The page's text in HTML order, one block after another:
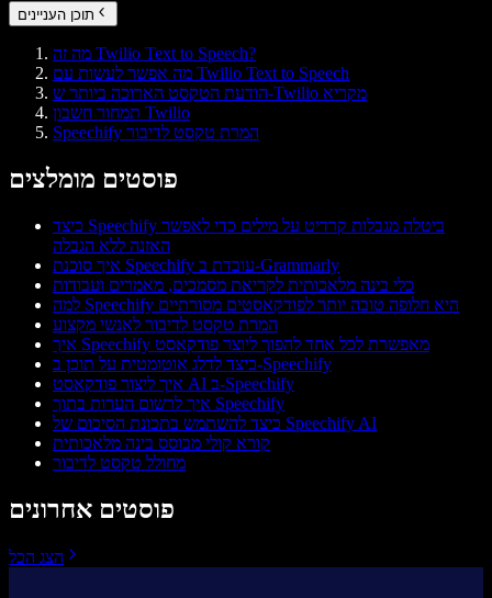
תוכן העניינים
מה זה Twilio Text to Speech?
מה אפשר לעשות עם Twilio Text to Speech
הודעת הטקסט הארוכה ביותר ש-Twilio מקריא
תמחור חשבון Twilio
Speechify המרת טקסט לדיבור
פוסטים מומלצים
כיצד Speechify ביטלה מגבלות קרדיט על מילים כדי לאפשר
האזנה ללא הגבלה
איך סוכנת Speechify עובדת ב-Grammarly
כלי בינה מלאכותית לקריאת מסמכים, מאמרים ועבודות
למה Speechify היא חלופה טובה יותר לפודקאסטים מסורתיים
המרת טקסט לדיבור לאנשי מקצוע
איך Speechify מאפשרת לכל אחד להפוך ליוצר פודקאסט
כיצד לדלג אוטומטית על תוכן ב-Speechify
איך ליצור פודקאסט AI ב-Speechify
איך לרשום הערות בתוך Speechify
כיצד להשתמש בתכונת הסיכום של Speechify AI
קורא קולי מבוסס בינה מלאכותית
מחולל טקסט לדיבור
פוסטים אחרונים
הצג הכל